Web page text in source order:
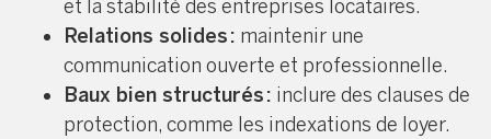
et la stabilité des entreprises locataires.
Relations solides : maintenir une
communication ouverte et professionnelle.
Baux bien structurés : inclure des clauses de
protection, comme les indexations de loyer.